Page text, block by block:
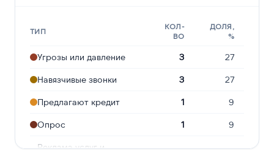
ТИП
КОЛ-
ВО
ДОЛЯ,
%
Угрозы или давление 3 27
Навязчивые звонки 3 27
Предлагают кредит 1 9
Опрос 1 9
Реклама услуг и